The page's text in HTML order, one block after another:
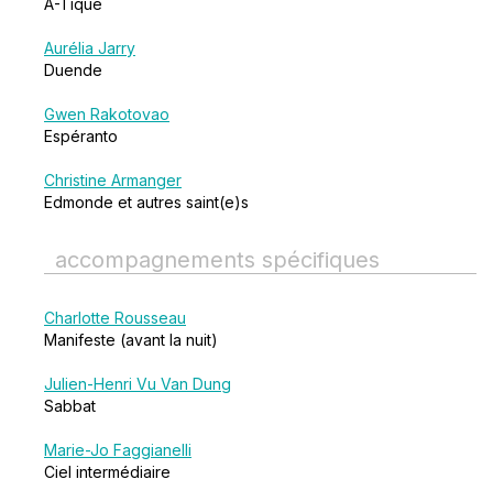
A-Tique
Aurélia Jarry
Duende
Gwen Rakotovao
Espéranto
Christine Armanger
Edmonde et autres saint(e)s
accompagnements spécifiques
Charlotte Rousseau
Manifeste (avant la nuit)
Julien-Henri Vu Van Dung
Sabbat
Marie-Jo Faggianelli
Ciel intermédiaire